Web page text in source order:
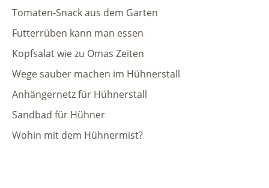
Tomaten-Snack aus dem Garten
Futterrüben kann man essen
Kopfsalat wie zu Omas Zeiten
Wege sauber machen im Hühnerstall
Anhängernetz für Hühnerstall
Sandbad für Hühner
Wohin mit dem Hühnermist?